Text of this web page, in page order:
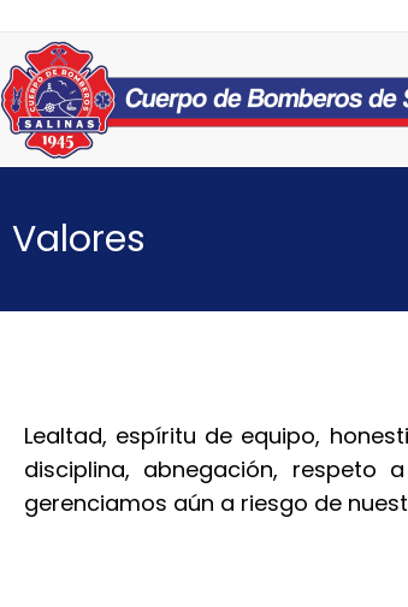
Valores
Lealtad, espíritu de equipo,
disciplina, abnegación, respeto
gerenciamos aún a riesgo de